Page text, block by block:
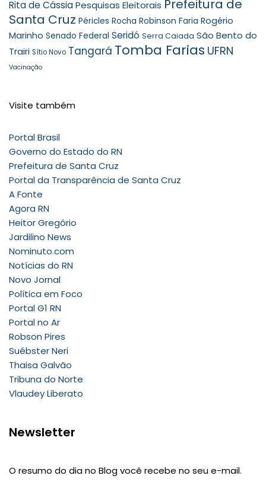
Rita de CássiaPesquisas Eleitorais Prefeitura de
Santa Cruz Péricles Rocha Robinson Faria Rogério
Marinho Senado Federal Seridó Serra Caiada São Bento do
Trairi Sítio Novo Tangará Tomba Farias UFRN
Vacinação
Visite também
Portal Brasil
Governo do Estado do RN
Prefeitura de Santa Cruz
Portal da Transparência de Santa Cruz
A Fonte
Agora RN
Heitor Gregório
Jardilino News
Nominuto.com
Notícias do RN
Novo Jornal
Política em Foco
Portal G1 RN
Portal no Ar
Robson Pires
Suébster Neri
Thaisa Galvão
Tribuna do Norte
Vlaudey Liberato
Newsletter
O resumo do dia no Blog você recebe no seu e-mail.